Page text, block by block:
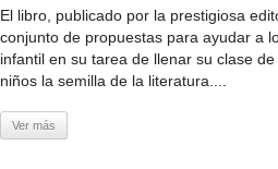
El libro, publicado por la prestigiosa
conjunto de propuestas para ayudar a
infantil en su tarea de llenar su clase
niños la semilla de la literatura....
Ver más